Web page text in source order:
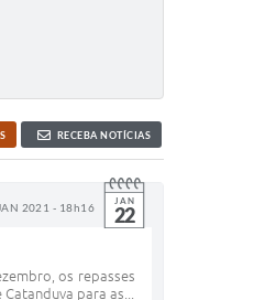
RECEBA NOTÍCIAS
2021 - 18h16 JAN
22
os repasses
para as...